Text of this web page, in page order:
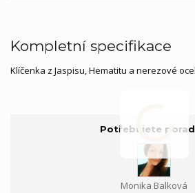
Kompletní specifikace
Klíčenka z Jaspisu, Hematitu a nerezové
Potřebujete
Monika Balková